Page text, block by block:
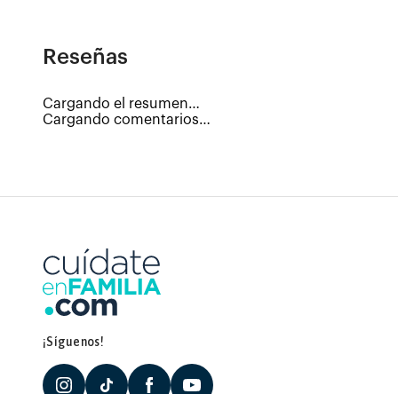
Reseñas
Cargando el resumen…
Cargando comentarios…
¡Síguenos!